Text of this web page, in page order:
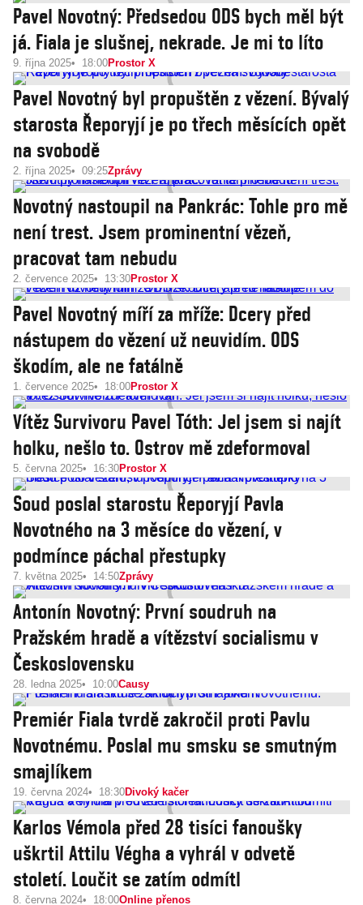
Pavel Novotný: Předsedou ODS bych měl být
já. Fiala je slušnej, nekrade. Je mi to líto
9. října 2025 18:00Prostor X
Pavel Novotný byl propuštěn z vězení. Bývalý
starosta Řeporyjí je po třech měsících opět
na svobodě
2. října 2025 09:25Zprávy
Novotný nastoupil na Pankrác: Tohle pro mě
není trest. Jsem prominentní vězeň,
pracovat tam nebudu
2. července 2025 13:30Prostor X
Pavel Novotný míří za mříže: Dcery před
nástupem do vězení už neuvidím. ODS
škodím, ale ne fatálně
1. července 2025 18:00Prostor X
Vítěz Survivoru Pavel Tóth: Jel jsem si najít
holku, nešlo to. Ostrov mě zdeformoval
5. června 2025 16:30Prostor X
Soud poslal starostu Řeporyjí Pavla
Novotného na 3 měsíce do vězení, v
podmínce páchal přestupky
7. května 2025 14:50Zprávy
Antonín Novotný: První soudruh na
Pražském hradě a vítězství socialismu v
Československu
28. ledna 2025 10:00Causy
Premiér Fiala tvrdě zakročil proti Pavlu
Novotnému. Poslal mu smsku se smutným
smajlíkem
19. června 2024 18:30Divoký kačer
Karlos Vémola před 28 tisíci fanoušky
uškrtil Attilu Végha a vyhrál v odvetě
století. Loučit se zatím odmítl
8. června 2024 18:00Online přenos